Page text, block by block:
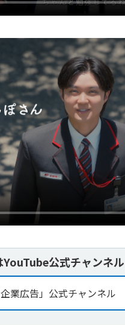
YouTube公式チャンネ
企業広告」公式チャンネル